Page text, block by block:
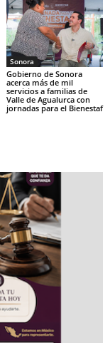
Sonora
Gobierno de Sonora
acerca más de mil
servicios a familias de
Valle de Agualurca con
jornadas para el Bienestaf